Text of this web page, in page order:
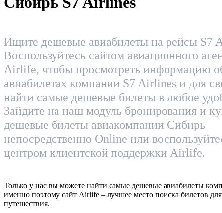
Ищите дешевые авиабилеты на рейсы S7
Воспользуйтесь сайтом авиационного
Airlife, чтобы просмотреть информацию
авиабилетах компании S7 Airlines и для
найти самые дешевые билеты в любое
Зайдите на наш модуль бронирования и
дешевые билеты авиакомпании Сибирь
непосредственно Online или
центром клиентской поддержки Airlife.
Только у нас вы можете найти самые дешевые авиабилеты
именно поэтому сайт Airlife – лучшее место поиска билетов
путешествия.